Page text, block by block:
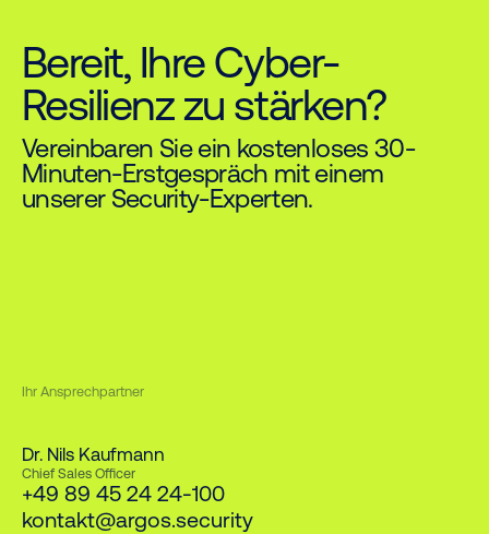
Bereit, Ihre Cyber-
Resilienz zu stärken?
Vereinbaren Sie ein kostenloses 30-
Minuten-Erstgespräch mit einem
unserer Security-Experten.
Ihr Ansprechpartner
Dr. Nils Kaufmann
Chief Sales Officer
+49 89 45 24 24-100
kontakt@argos.security